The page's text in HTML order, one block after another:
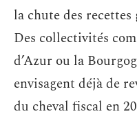
la chute des
Des collectivités
d’Azur ou la
envisagent déjà de
du cheval fiscal en